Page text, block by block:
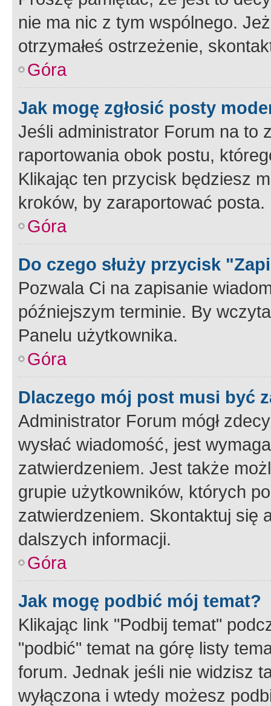
nie ma nic z tym wspólnego.
otrzymałeś ostrzeżenie,
Góra
Jak mogę zgłosić posty
Jeśli administrator Forum na to
raportowania obok postu,
Klikając ten przycisk będziesz
kroków, by zaraportować posta.
Góra
Do czego służy przycisk
Pozwala Ci na zapisanie
późniejszym terminie. By
Panelu użytkownika.
Góra
Dlaczego mój post musi być
Administrator Forum mógł
wysłać wiadomość, jest
zatwierdzeniem. Jest także
grupie użytkowników, których
zatwierdzeniem. Skontaktuj się
dalszych informacji.
Góra
Jak mogę podbić mój temat?
Klikając link "Podbij temat"
"podbić" temat na górę listy
forum. Jednak jeśli nie widzisz
wyłączona i wtedy możesz